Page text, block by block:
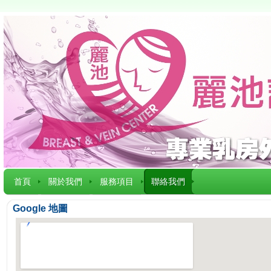
首頁 關於我們 服務項目 聯絡我們
Google 地圖